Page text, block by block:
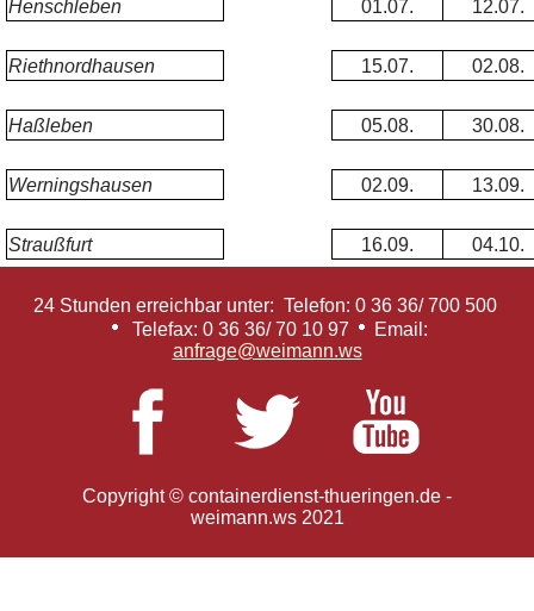
Henschleben 01.07. 12.07.
Riethnordhausen 15.07. 02.08.
Haßleben 05.08. 30.08.
Werningshausen 02.09. 13.09.
Straußfurt 16.09. 04.10.
24 Stunden erreichbar unter: Telefon: 0 36 36/ 700 500
Telefax: 0 36 36/ 70 10 97
Email:
anfrage@weimann.ws
Copyright © containerdienst-thueringen.de -
weimann.ws 2021